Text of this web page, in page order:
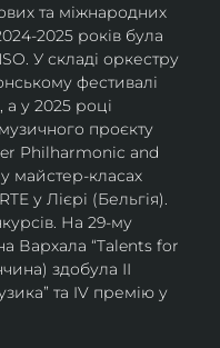
та міжнародних
2025 років була
У складі оркестру
фестивалі
у 2025 році
проєкту
Philharmonic and
майстер-класах
у Лієрі (Бельгія).
На 29-му
Вархала “Talents for
здобула ІІ
та IV премію у